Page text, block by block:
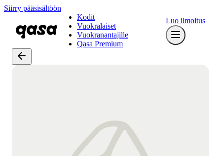
Siirry pääsisältöön
Kodit
Vuokralaiset
Vuokranantajille
Qasa Premium
Luo ilmoitus